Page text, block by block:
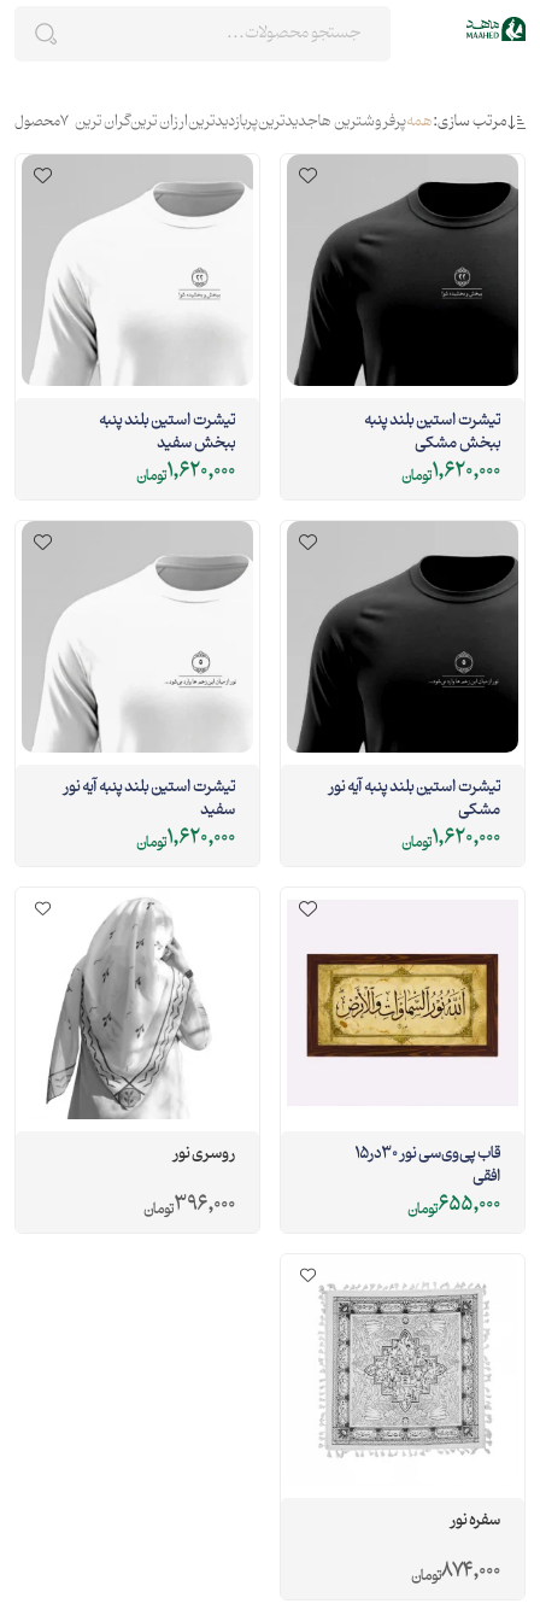
مرتب سازی:همهپرفروشترین هاجدیدترینپربازدیدترینارزان ترینگران ترین 7محصول
تیشرت استین بلند پنبه
ببخش مشکی
1,620,000تومان
تیشرت استین بلند پنبه
ببخش سفید
1,620,000تومان
تیشرت استین بلند پنبه آیه نور
مشکی
1,620,000تومان
تیشرت استین بلند پنبه آیه نور
سفید
1,620,000تومان
قاب پی‌وی‌سی نور 30در15
افقی
655,000تومان
روسری نور
396,000تومان
سفره نور
874,000تومان